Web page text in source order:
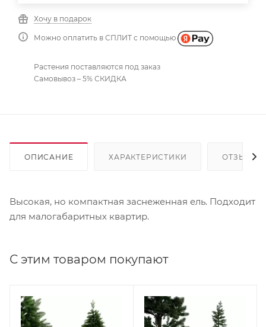
Хочу в подарок
Можно оплатить в СПЛИТ с помощью
Растения поставляются под заказ
Самовывоз – 5% СКИДКА
ОПИСАНИЕ ХАРАКТЕРИСТИКИ ОТЗЫВЫ
Высокая, но компактная заснеженная ель. Подходит
для малогабаритных квартир.
С этим товаром покупают